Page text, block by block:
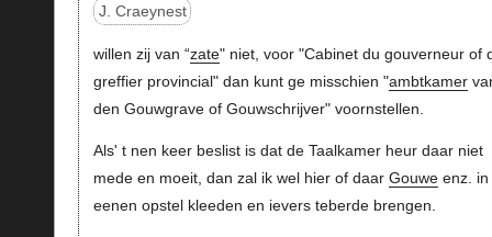
J. Craeynest
willen zij van “zate" niet, voor "Cabinet du gouverneur of
greffier provincial" dan kunt ge misschien "ambtkamer
den Gouwgrave of Gouwschrijver" voornstellen.
Als' t nen keer beslist is dat de Taalkamer heur daar niet
mede en moeit, dan zal ik wel hier of daar Gouweenz. in
eenen opstel kleeden en ievers teberde brengen.